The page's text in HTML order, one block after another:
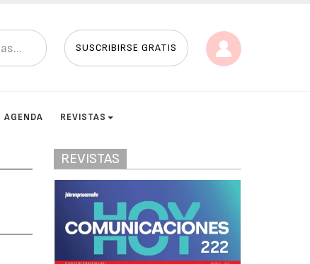
SUSCRIBIRSE GRATIS
AGENDA REVISTAS
REVISTAS